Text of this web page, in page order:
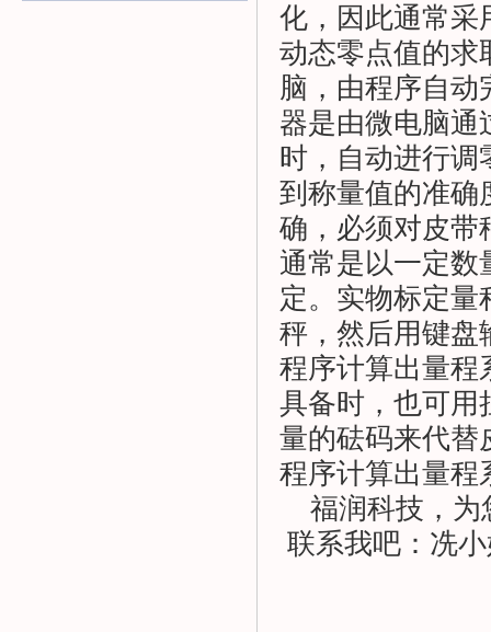
化，因此通常采
动态零点值的求
脑，由程序自动
器是由微电脑通
时，自动进行调
到称量值的准确
确，必须对皮带
通常是以一定数
定。实物标定量
秤，然后用键盘
程序计算出量程
具备时，也可用
量的砝码来代替
程序计算出量程
福润科技，为
联系我吧：冼小